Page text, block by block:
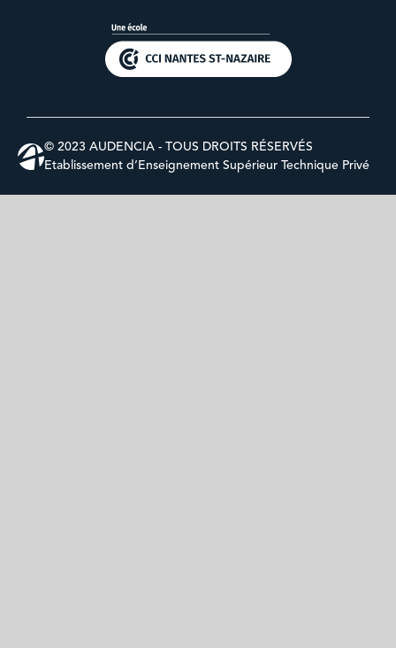
© 2023 AUDENCIA - TOUS DROITS RÉSERVÉS
Etablissement d’Enseignement Supérieur Technique Privé